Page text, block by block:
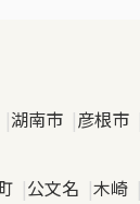
湖南市 彦根市
公文名 木崎